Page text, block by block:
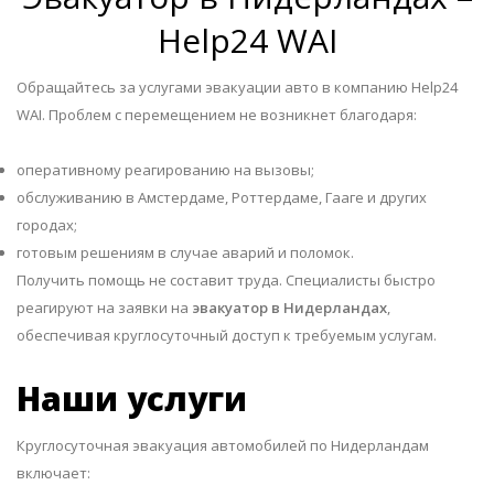
Help24 WAI
Обращайтесь за услугами эвакуации авто в компанию Help24
WAI. Проблем с перемещением не возникнет благодаря:
оперативному реагированию на вызовы;
обслуживанию в Амстердаме, Роттердаме, Гааге и других
городах;
готовым решениям в случае аварий и поломок.
Получить помощь не составит труда. Специалисты быстро
реагируют на заявки на эвакуатор в Нидерландах,
обеспечивая круглосуточный доступ к требуемым услугам.
Наши услуги
Круглосуточная эвакуация автомобилей по Нидерландам
включает: